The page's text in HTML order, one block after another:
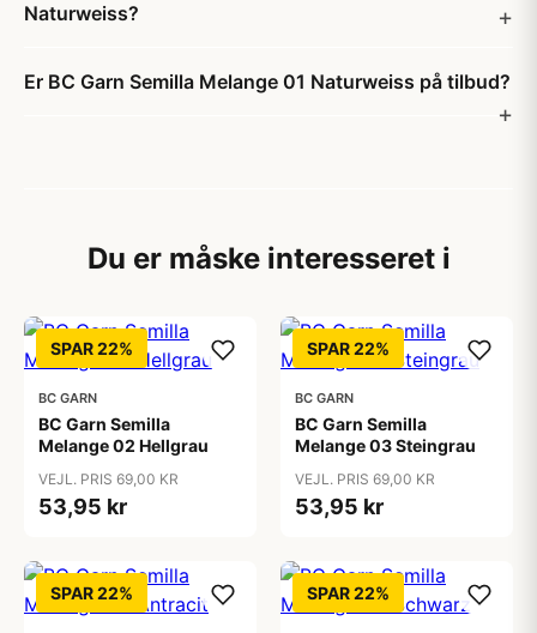
Naturweiss?
Er BC Garn Semilla Melange 01 Naturweiss på tilbud?
Du er måske interesseret i
SPAR 22%
BC GARN
BC Garn Semilla
Melange 02 Hellgrau
VEJL. PRIS 69,00 KR
53,95 kr
SPAR 22%
BC GARN
BC Garn Semilla
Melange 03 Steingrau
VEJL. PRIS 69,00 KR
53,95 kr
SPAR 22% SPAR 22%